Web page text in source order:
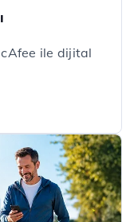
ile dijital